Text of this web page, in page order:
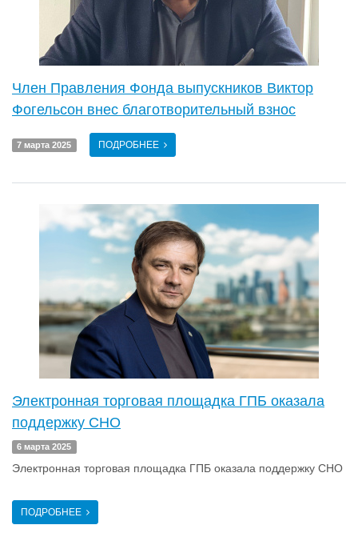
Член Правления Фонда выпускников Виктор
Фогельсон внес благотворительный взнос
7 марта 2025 ПОДРОБНЕЕ
Электронная торговая площадка ГПБ оказала
поддержку СНО
6 марта 2025
Электронная торговая площадка ГПБ оказала поддержку СНО
ПОДРОБНЕЕ